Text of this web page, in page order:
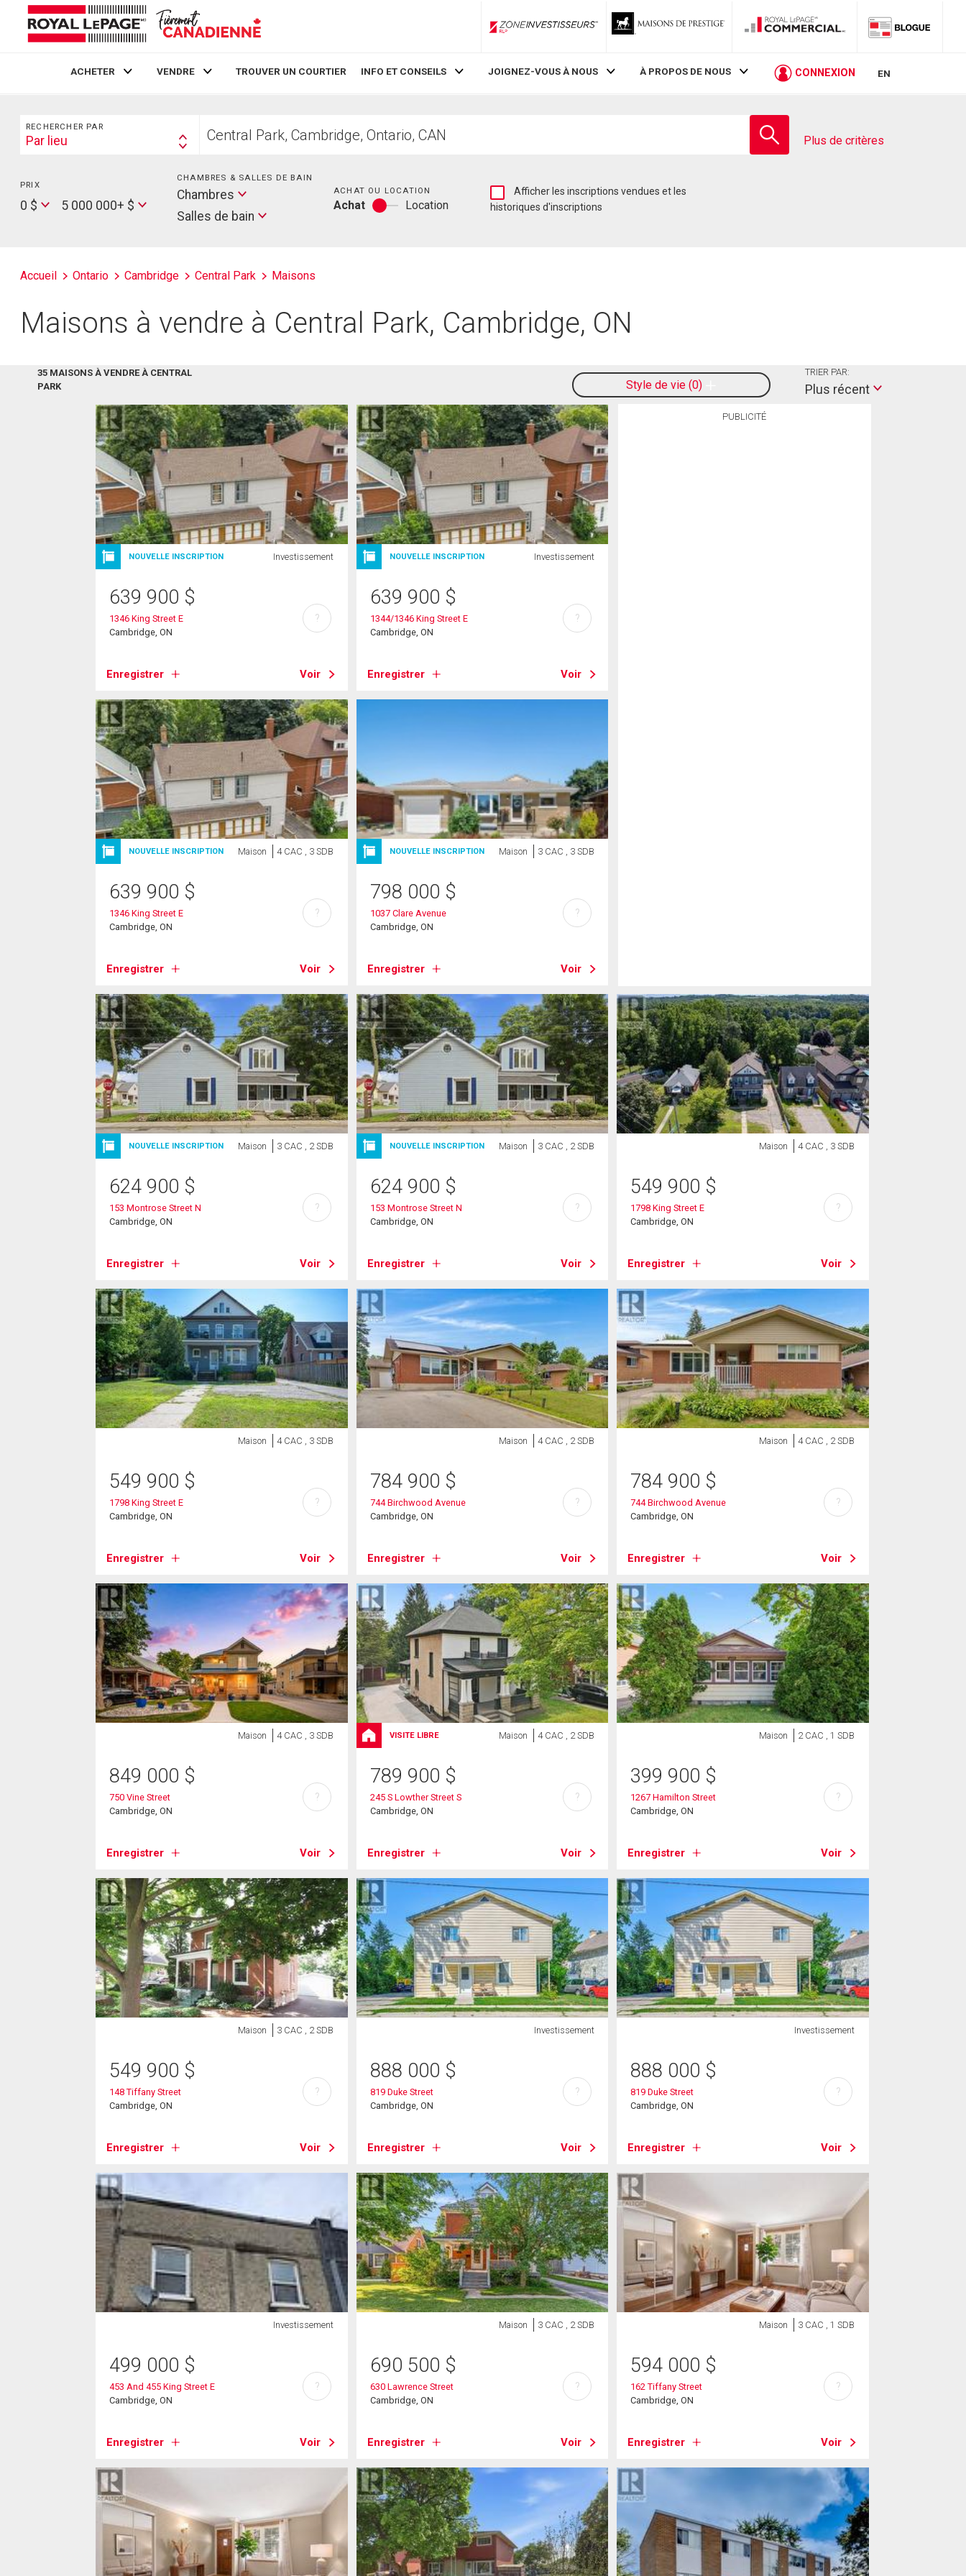
ZoneInvestisseurs RLP
ACHETER VENDRE TROUVER UN COURTIER INFO ET CONSEILS JOIGNEZ-VOUS À NOUS À PROPOS DE NOUS CONNEXION EN
Rechercher
RECHERCHER PAR
Search
Par lieu
votre
Plus de critères
PRIX
Price
0 $
Max
5 000 000+ $
CHAMBRES & SALLES DE BAIN
Chambres
bain
Salles de bain
ACHAT OU LOCATION
Achat
Achat
Location
Afficher
les
historiques d'inscriptions
Accueil Ontario Cambridge Central Park Maisons
Maisons à vendre à Central Park, Cambridge, ON
35 MAISONS À VENDRE À CENTRAL
PARK
Style de vie 0
TRIER PAR:
Plus récent
PUBLICITÉ
NOUVELLE INSCRIPTION Investissement
639 900 $
1346 King Street E
Cambridge, ON
Enregistrer Voir
?
NOUVELLE INSCRIPTION Investissement
639 900 $
1344/1346 King Street E
Cambridge, ON
Enregistrer Voir
?
NOUVELLE INSCRIPTION Maison 4 CAC , 3 SDB
639 900 $
1346 King Street E
Cambridge, ON
Enregistrer Voir
?
NOUVELLE INSCRIPTION Maison 3 CAC , 3 SDB
798 000 $
1037 Clare Avenue
Cambridge, ON
Enregistrer Voir
?
NOUVELLE INSCRIPTION Maison 3 CAC , 2 SDB
624 900 $
153 Montrose Street N
Cambridge, ON
Enregistrer Voir
?
NOUVELLE INSCRIPTION Maison 3 CAC , 2 SDB
624 900 $
153 Montrose Street N
Cambridge, ON
Enregistrer Voir
?
Maison 4 CAC , 3 SDB
549 900 $
1798 King Street E
Cambridge, ON
Enregistrer Voir
?
Maison 4 CAC , 3 SDB
549 900 $
1798 King Street E
Cambridge, ON
Enregistrer Voir
?
Maison 4 CAC , 2 SDB
784 900 $
744 Birchwood Avenue
Cambridge, ON
Enregistrer Voir
?
Maison 4 CAC , 2 SDB
784 900 $
744 Birchwood Avenue
Cambridge, ON
Enregistrer Voir
?
Maison 4 CAC , 3 SDB
849 000 $
750 Vine Street
Cambridge, ON
Enregistrer Voir
?
VISITE LIBRE Maison 4 CAC , 2 SDB
789 900 $
245 S Lowther Street S
Cambridge, ON
Enregistrer Voir
?
Maison 2 CAC , 1 SDB
399 900 $
1267 Hamilton Street
Cambridge, ON
Enregistrer Voir
?
Maison 3 CAC , 2 SDB
549 900 $
148 Tiffany Street
Cambridge, ON
Enregistrer Voir
?
Investissement
888 000 $
819 Duke Street
Cambridge, ON
Enregistrer Voir
?
Investissement
888 000 $
819 Duke Street
Cambridge, ON
Enregistrer Voir
?
Investissement
499 000 $
453 And 455 King Street E
Cambridge, ON
Enregistrer Voir
?
Maison 3 CAC , 2 SDB
690 500 $
630 Lawrence Street
Cambridge, ON
Enregistrer Voir
?
Maison 3 CAC , 1 SDB
594 000 $
162 Tiffany Street
Cambridge, ON
Enregistrer Voir
?